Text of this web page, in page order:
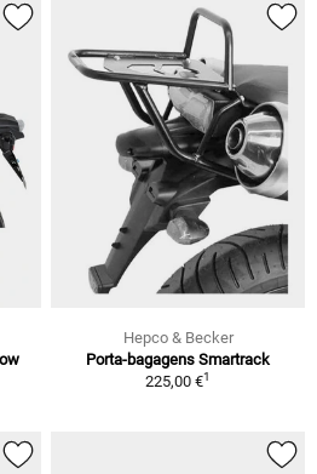
Hepco & Becker
Porta-bagagens Smartrack
225,00 €1